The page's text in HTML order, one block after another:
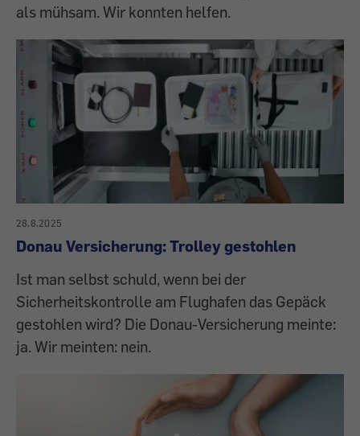
als mühsam. Wir konnten helfen.
28.8.2025
Donau Versicherung: Trolley gestohlen
Ist man selbst schuld, wenn bei der
Sicherheitskontrolle am Flughafen das Gepäck
gestohlen wird? Die Donau-Versicherung meinte:
ja. Wir meinten: nein.